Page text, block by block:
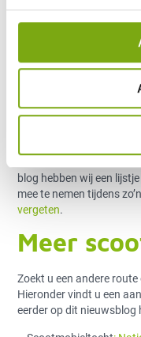
bosbad in de Hooge
Pluismeer een
direct te downloaden:
Niet
blog hebben wij een
mee te nemen tijdens
vergeten.
Meer
Zoekt u een andere
Hieronder vindt u een
eerder op dit nieuwsblog